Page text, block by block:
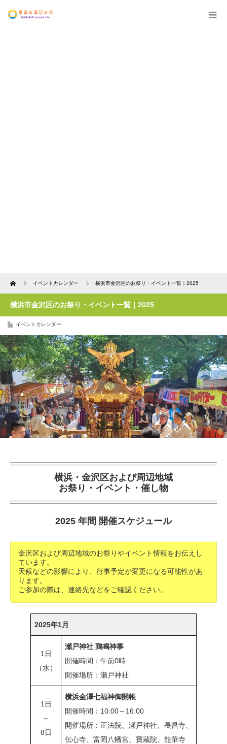
Home イベントカレンダー 横浜市金沢区のお祭り・イベント一覧｜2025
横浜市金沢区のお祭り・イベント一覧｜2025
イベントカレンダー
横浜・金沢区および周辺地域
お祭り・イベント・催し物
2025 年間 開催スケジュール
金沢区および周辺地域のお祭りやイベント情報をお伝えし
ています。
天候などの影響により、行事予定が変更になる可能性があ
ります。
ご参加の際は、連絡先などをご確認ください。
2025年1月
1日
（水）
瀬戸神社 鶏鳴神事
開催時間：午前0時
開催場所：瀬戸神社
1日
～
8日
横浜金澤七福神御開帳
開催時間：10:00～16:00
開催場所：正法院、瀬戸神社、長昌寺、
伝心寺、富岡八幡宮、寶蔵院、龍華寺